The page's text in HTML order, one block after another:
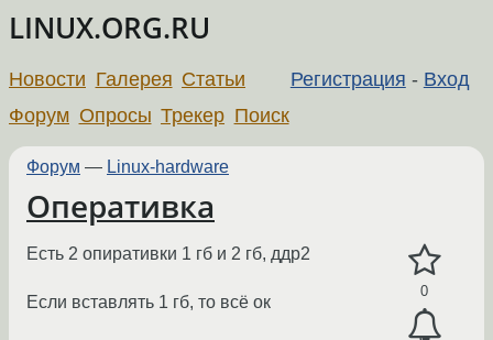
LINUX.ORG.RU
Регистрация - Вход
Новости Галерея Статьи
Форум Опросы Трекер Поиск
Форум — Linux-hardware
Оперативка
0
Есть 2 опиративки 1 гб и 2 гб, ддр2
Если вставлять 1 гб, то всё ок